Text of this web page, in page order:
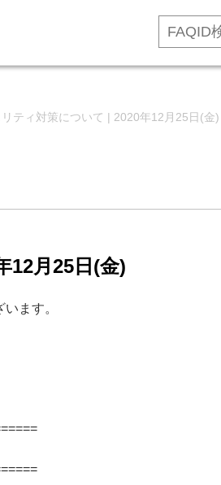
ティ対策について | 2020年12月25日(金)
12月25日(金)
ます。